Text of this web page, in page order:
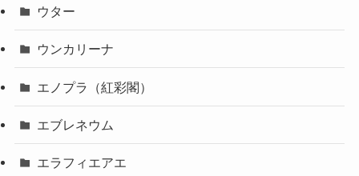
ウター
ウンカリーナ
エノプラ（紅彩閣）
エブレネウム
エラフィエアエ